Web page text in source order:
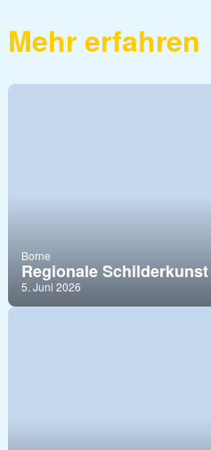
Mehr erfahren
Borne
Regionale Schilderkunst
5. Juni 2026